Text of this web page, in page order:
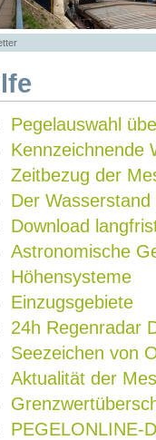
Pegelauswahl
Kennzeichnende
Zeitbezug der
Der Wasserstand
Download
Astronomische
Höhensysteme
Einzugsgebiete
24h Regenradar
Seezeichen von
Aktualität der
PEGELONLINE-